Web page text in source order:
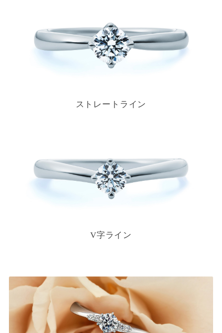
ストレートライン
V字ライン